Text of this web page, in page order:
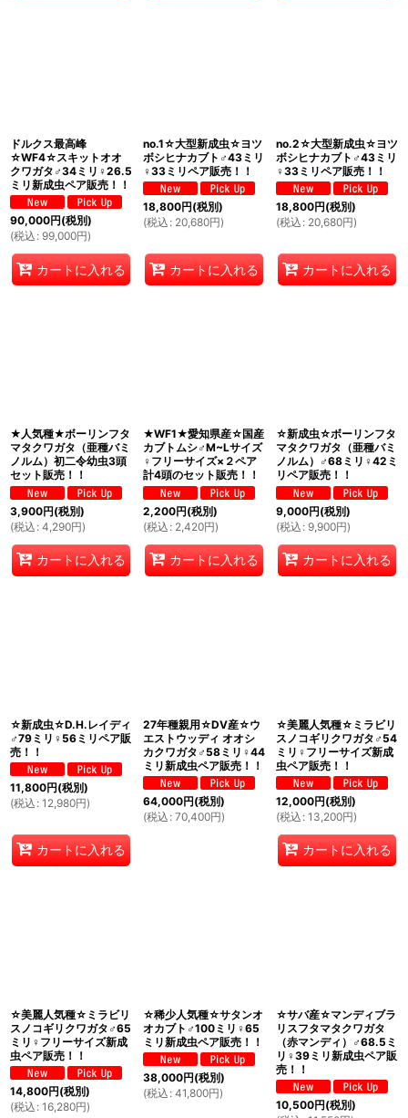
ドルクス最高峰
☆WF4☆スキットオオ
クワガタ♂34ミリ♀26.5
ミリ新成虫ペア販売！！
90,000円(税別)
(税込 : 99,000円)
カートに入れる
no.1☆大型新成虫☆ヨツ
ボシヒナカブト♂43ミリ
♀33ミリペア販売！！
18,800円(税別)
(税込 : 20,680円)
カートに入れる
no.2☆大型新成虫☆ヨツ
ボシヒナカブト♂43ミリ
♀33ミリペア販売！！
18,800円(税別)
(税込 : 20,680円)
カートに入れる
★人気種★ボーリンフタ
マタクワガタ（亜種バミ
ノルム）初二令幼虫3頭
セット販売！！
3,900円(税別)
(税込 : 4,290円)
カートに入れる
★WF1★愛知県産☆国産
カブトムシ♂M~Lサイズ
♀フリーサイズ×２ペア
計4頭のセット販売！！
2,200円(税別)
(税込 : 2,420円)
カートに入れる
☆新成虫☆ボーリンフタ
マタクワガタ（亜種バミ
ノルム）♂68ミリ♀42ミ
リペア販売！！
9,000円(税別)
(税込 : 9,900円)
カートに入れる
☆新成虫☆D.H.レイディ
♂79ミリ♀56ミリペア販
売！！
11,800円(税別)
(税込 : 12,980円)
カートに入れる
27年種親用☆DV産☆ウ
エストウッディ オオシ
カクワガタ♂58ミリ♀44
ミリ新成虫ペア販売！！
64,000円(税別)
(税込 : 70,400円)
☆美麗人気種☆ミラビリ
スノコギリクワガタ♂54
ミリ♀フリーサイズ新成
虫ペア販売！！
12,000円(税別)
(税込 : 13,200円)
カートに入れる
☆美麗人気種☆ミラビリ
スノコギリクワガタ♂65
ミリ♀フリーサイズ新成
虫ペア販売！！
14,800円(税別)
(税込 : 16,280円)
☆稀少人気種☆サタンオ
オカブト♂100ミリ♀65
ミリ新成虫ペア販売！！
38,000円(税別)
(税込 : 41,800円)
☆サバ産☆マンディブラ
リスフタマタクワガタ
（赤マンディ）♂68.5ミ
リ♀39ミリ新成虫ペア販
売！！
10,500円(税別)